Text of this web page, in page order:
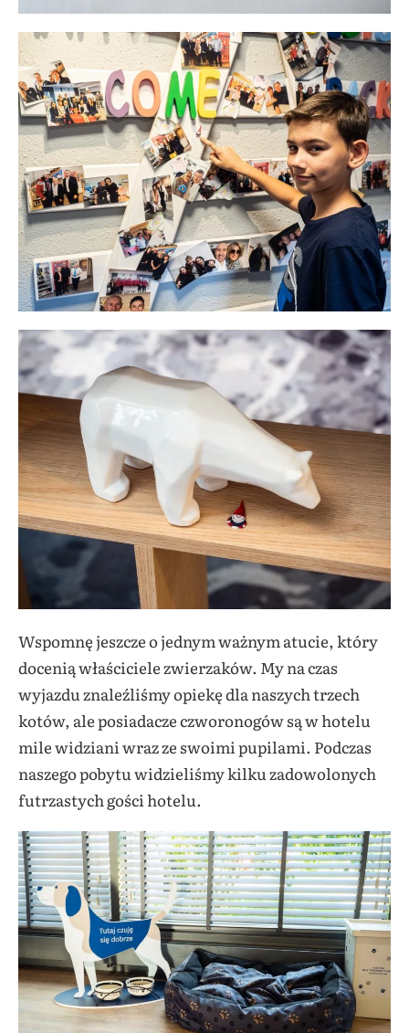
Wspomnę jeszcze o jednym ważnym atucie, który
docenią właściciele zwierzaków. My na czas
wyjazdu znaleźliśmy opiekę dla naszych trzech
kotów, ale posiadacze czworonogów są w hotelu
mile widziani wraz ze swoimi pupilami. Podczas
naszego pobytu widzieliśmy kilku zadowolonych
futrzastych gości hotelu.